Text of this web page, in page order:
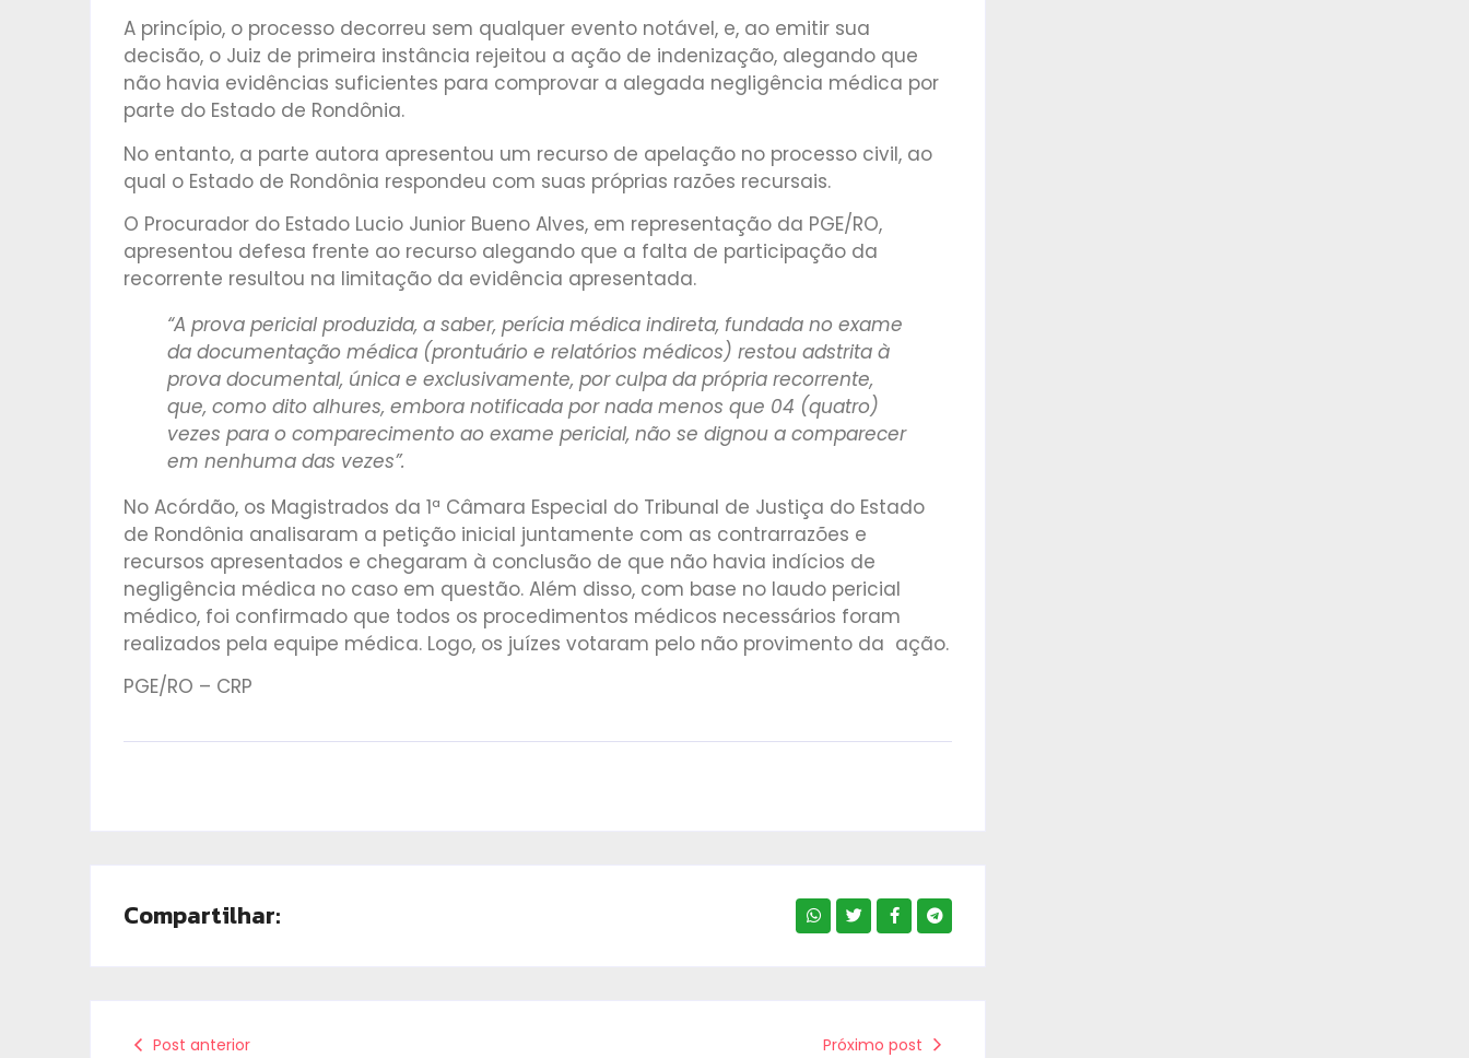
A princípio, o processo decorreu sem qualquer evento notável, e, ao emitir sua
decisão, o Juiz de primeira instância rejeitou a ação de indenização, alegando que
não havia evidências suficientes para comprovar a alegada negligência médica por
parte do Estado de Rondônia.
No entanto, a parte autora apresentou um recurso de apelação no processo civil, ao
qual o Estado de Rondônia respondeu com suas próprias razões recursais.
O Procurador do Estado Lucio Junior Bueno Alves, em representação da PGE/RO,
apresentou defesa frente ao recurso alegando que a falta de participação da
recorrente resultou na limitação da evidência apresentada.
“A prova pericial produzida, a saber, perícia médica indireta, fundada no exame
da documentação médica (prontuário e relatórios médicos) restou adstrita à
prova documental, única e exclusivamente, por culpa da própria recorrente,
que, como dito alhures, embora notificada por nada menos que 04 (quatro)
vezes para o comparecimento ao exame pericial, não se dignou a comparecer
em nenhuma das vezes”.
No Acórdão, os Magistrados da 1ª Câmara Especial do Tribunal de Justiça do Estado
de Rondônia analisaram a petição inicial juntamente com as contrarrazões e
recursos apresentados e chegaram à conclusão de que não havia indícios de
negligência médica no caso em questão. Além disso, com base no laudo pericial
médico, foi confirmado que todos os procedimentos médicos necessários foram
realizados pela equipe médica. Logo, os juízes votaram pelo não provimento da ação.
PGE/RO – CRP
Compartilhar:
Post anterior Próximo post